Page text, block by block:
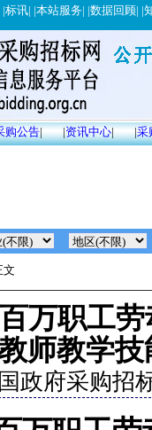
|标讯| |本站服务| |数据回顾| |
购公告| |资讯中心| |采
文
万职工
师教学
政府采购招